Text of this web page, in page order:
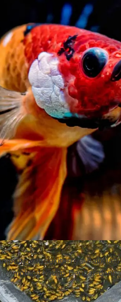
dan sekitarnya! Balik
kolam. Dengar-